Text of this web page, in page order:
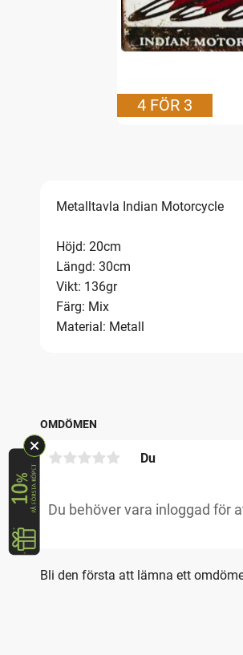
4 FÖR 3
Metalltavla Indian Motorcycle
Höjd: 20cm
Längd: 30cm
Vikt: 136gr
Färg: Mix
Material: Metall
OMDÖMEN
Du
Bli den första att lämna ett